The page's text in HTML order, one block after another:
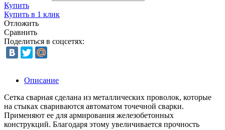
Купить
Купить в 1 клик
Отложить
Сравнить
Поделиться в соцсетях:
Описание
Сетка сварная сделана из металлических проволок, которые
на стыках свариваются автоматом точечной сварки.
Применяют ее для армирования железобетонных
конструкций. Благодаря этому увеличивается прочность